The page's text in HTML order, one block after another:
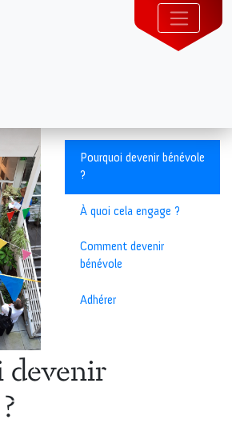
Pourquoi devenir bénévole
?
À quoi cela engage ?
Comment devenir
bénévole
Adhérer
devenir